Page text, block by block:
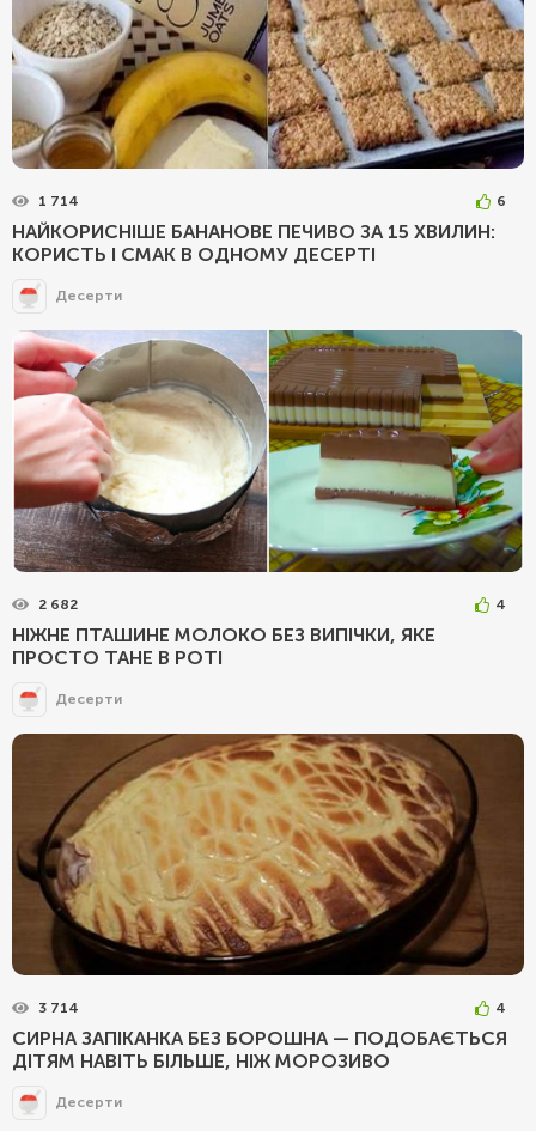
1 714 6
НАЙКОРИСНІШЕ БАНАНОВЕ ПЕЧИВО ЗА 15 ХВИЛИН:
КОРИСТЬ І СМАК В ОДНОМУ ДЕСЕРТІ
Десерти
2 682 4
НІЖНЕ ПТАШИНЕ МОЛОКО БЕЗ ВИПІЧКИ, ЯКЕ
ПРОСТО ТАНЕ В РОТІ
Десерти
3 714 4
СИРНА ЗАПІКАНКА БЕЗ БОРОШНА — ПОДОБАЄТЬСЯ
ДІТЯМ НАВІТЬ БІЛЬШЕ, НІЖ МОРОЗИВО
Десерти